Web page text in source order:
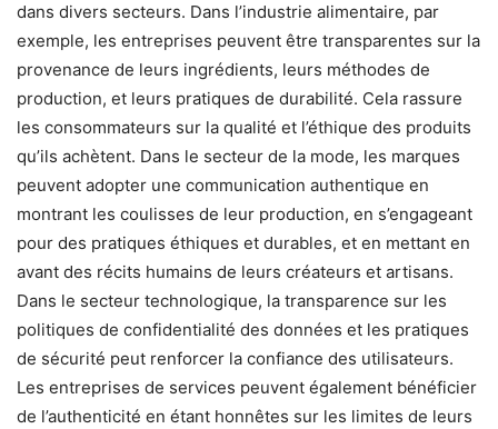
dans divers secteurs. Dans l’industrie alimentaire, par
exemple, les entreprises peuvent être transparentes sur la
provenance de leurs ingrédients, leurs méthodes de
production, et leurs pratiques de durabilité. Cela rassure
les consommateurs sur la qualité et l’éthique des produits
qu’ils achètent. Dans le secteur de la mode, les marques
peuvent adopter une communication authentique en
montrant les coulisses de leur production, en s’engageant
pour des pratiques éthiques et durables, et en mettant en
avant des récits humains de leurs créateurs et artisans.
Dans le secteur technologique, la transparence sur les
politiques de confidentialité des données et les pratiques
de sécurité peut renforcer la confiance des utilisateurs.
Les entreprises de services peuvent également bénéficier
de l’authenticité en étant honnêtes sur les limites de leurs